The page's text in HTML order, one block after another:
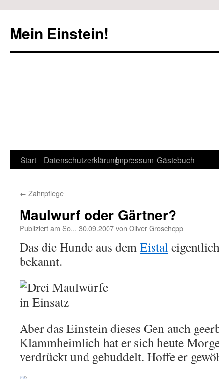
Mein Einstein!
Start DatenschutzerklärungImpressum Gästebuch
← Zahnpflege
Maulwurf oder Gärtner?
Publiziert am So.., 30.09.2007von Oliver Groschopp
Das die Hunde aus demEistal
bekannt.
Aber das Einstein dieses Gen auch
Klammheimlich hat er sich heute
verdrückt und gebuddelt. Hoffe er